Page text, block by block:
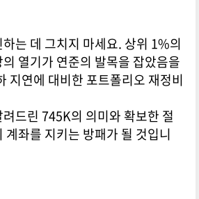
는 데 그치지 마세요. 상위 1%의
열기가 연준의 발목을 잡았음을
지연에 대비한 포트폴리오 재정비
드린 745K의 의미와 확보한 절
계좌를 지키는 방패가 될 것입니